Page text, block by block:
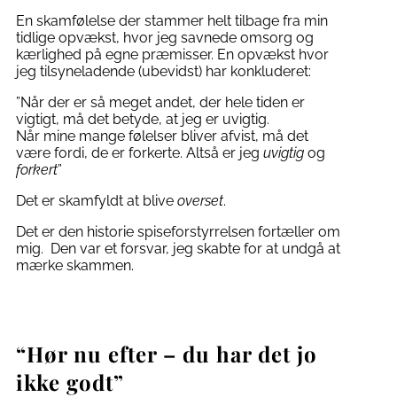
En skamfølelse der stammer helt tilbage fra min
tidlige opvækst, hvor jeg savnede omsorg og
kærlighed på egne præmisser. En opvækst hvor
jeg tilsyneladende (ubevidst) har konkluderet:
”Når der er så meget andet, der hele tiden er
vigtigt, må det betyde, at jeg er uvigtig.
Når mine mange følelser bliver afvist, må det
være fordi, de er forkerte. Altså er jeg uvigtig og
forkert”
Det er skamfyldt at blive overset.
Det er den historie spiseforstyrrelsen fortæller om
mig. Den var et forsvar, jeg skabte for at undgå at
mærke skammen.
“Hør nu efter – du har det jo
ikke godt”